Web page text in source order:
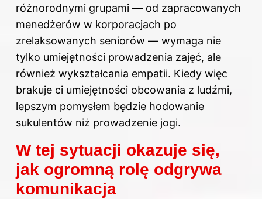
różnorodnymi grupami — od zapracowanych
menedżerów w korporacjach po
zrelaksowanych seniorów — wymaga nie
tylko umiejętności prowadzenia zajęć, ale
również wykształcania empatii. Kiedy więc
brakuje ci umiejętności obcowania z ludźmi,
lepszym pomysłem będzie hodowanie
sukulentów niż prowadzenie jogi.
W tej sytuacji okazuje się,
jak ogromną rolę odgrywa
komunikacja